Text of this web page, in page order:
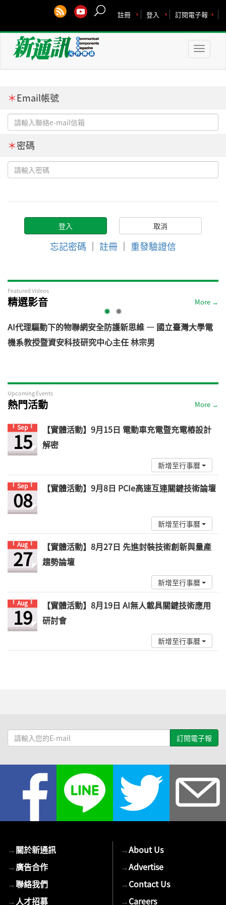
訂閱電子報
登入
註冊
Toggle
＊Email帳號
＊密碼
忘記密碼 ｜ 註冊 ｜ 重發驗證信
Featured Videos
精選影音 More →
AI代理驅動下的物聯網安全防護新思維 — 國立臺灣大學電
機系教授暨資安科技研究中心主任 林宗男
Upcoming Events
熱門活動 More →
Sep
15
【實體活動】9月15日 電動車充電暨充電樁設計
解密
新增至行事曆
Sep
08 【實體活動】9月8日 PCIe高速互連關鍵技術論壇
新增至行事曆
Aug
27
【實體活動】8月27日 先進封裝技術創新與量產
趨勢論壇
新增至行事曆
Aug
19
【實體活動】8月19日 AI無人載具關鍵技術應用
研討會
新增至行事曆
請
輸
→關於新通訊
→廣告合作
→聯絡我們
→人才招募
→About Us
→Advertise
→Contact Us
→Careers